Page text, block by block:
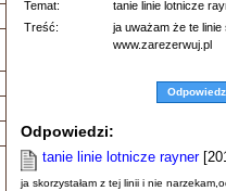
Temat:
tanie linie lotnicze
Treść:
ja uważam że te
www.zarezerwuj.pl
Odpowiedz
Odpowiedzi:
tanie linie lotnicze rayner
ja skorzystałam z tej linii i nie